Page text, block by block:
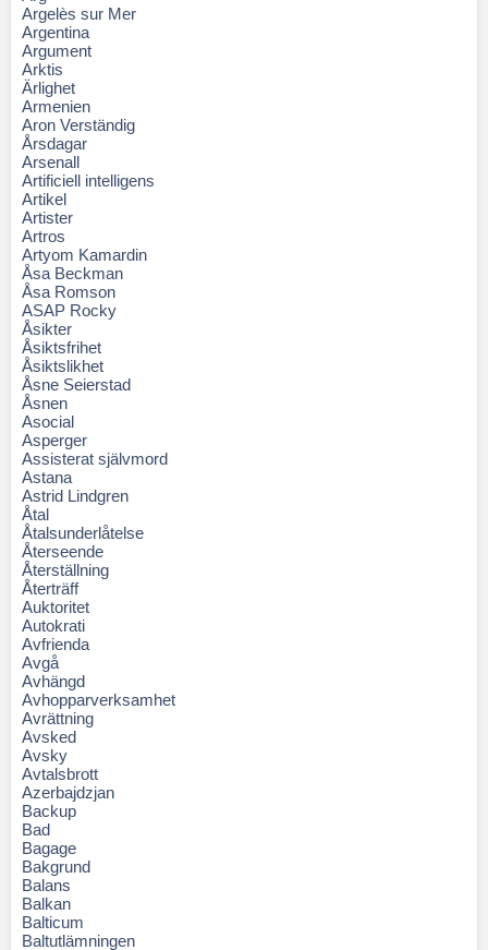
Argelès sur Mer
Argentina
Argument
Arktis
Ärlighet
Armenien
Aron Verständig
Årsdagar
Arsenall
Artificiell intelligens
Artikel
Artister
Artros
Artyom Kamardin
Åsa Beckman
Åsa Romson
ASAP Rocky
Åsikter
Åsiktsfrihet
Åsiktslikhet
Åsne Seierstad
Åsnen
Asocial
Asperger
Assisterat självmord
Astana
Astrid Lindgren
Åtal
Åtalsunderlåtelse
Återseende
Återställning
Återträff
Auktoritet
Autokrati
Avfrienda
Avgå
Avhängd
Avhopparverksamhet
Avrättning
Avsked
Avsky
Avtalsbrott
Azerbajdzjan
Backup
Bad
Bagage
Bakgrund
Balans
Balkan
Balticum
Baltutlämningen